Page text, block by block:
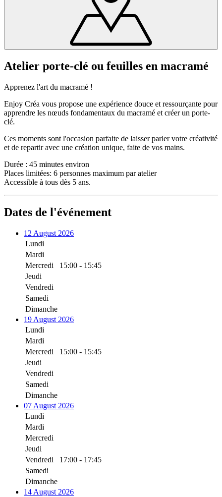
Atelier porte-clé ou feuilles en macramé
Apprenez l'art du macramé !
Enjoy Créa vous propose une expérience douce et ressourçante pour
apprendre les nœuds fondamentaux du macramé et créer un porte-
clé.
Ces moments sont l'occasion parfaite de laisser parler votre créativité
et de repartir avec une création unique, faite de vos mains.
Durée : 45 minutes environ
Places limitées: 6 personnes maximum par atelier
Accessible à tous dès 5 ans.
Dates de l'événement
12 August 2026
Lundi
Mardi
Mercredi
15:00 - 15:45
Jeudi
Vendredi
Samedi
Dimanche
19 August 2026
Lundi
Mardi
Mercredi
15:00 - 15:45
Jeudi
Vendredi
Samedi
Dimanche
07 August 2026
Lundi
Mardi
Mercredi
Jeudi
Vendredi
17:00 - 17:45
Samedi
Dimanche
14 August 2026